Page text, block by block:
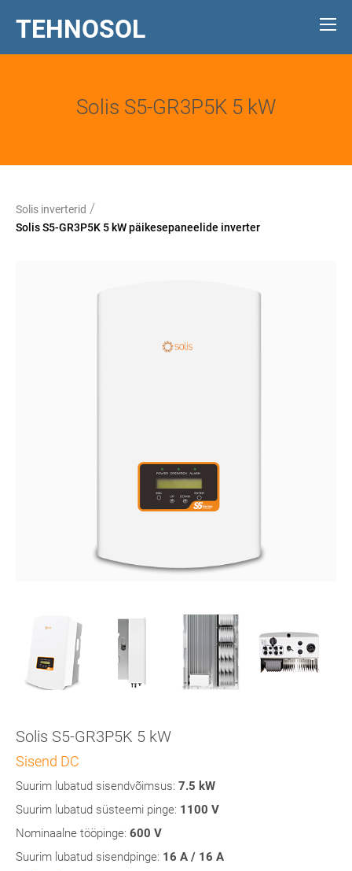
TEHNOSOL
Solis S5-GR3P5K 5 kW
Solis inverterid /
Solis S5-GR3P5K 5 kW päikesepaneelide inverter
Solis S5-GR3P5K 5 kW
Sisend DC
Suurim lubatud sisendvõimsus: 7.5 kW
Suurim lubatud süsteemi pinge: 1100 V
Nominaalne tööpinge: 600 V
Suurim lubatud sisendpinge: 16 A / 16 A